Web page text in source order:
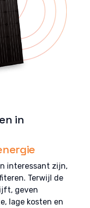
in
interessant zijn,
Terwijl de
geven
lage kosten en